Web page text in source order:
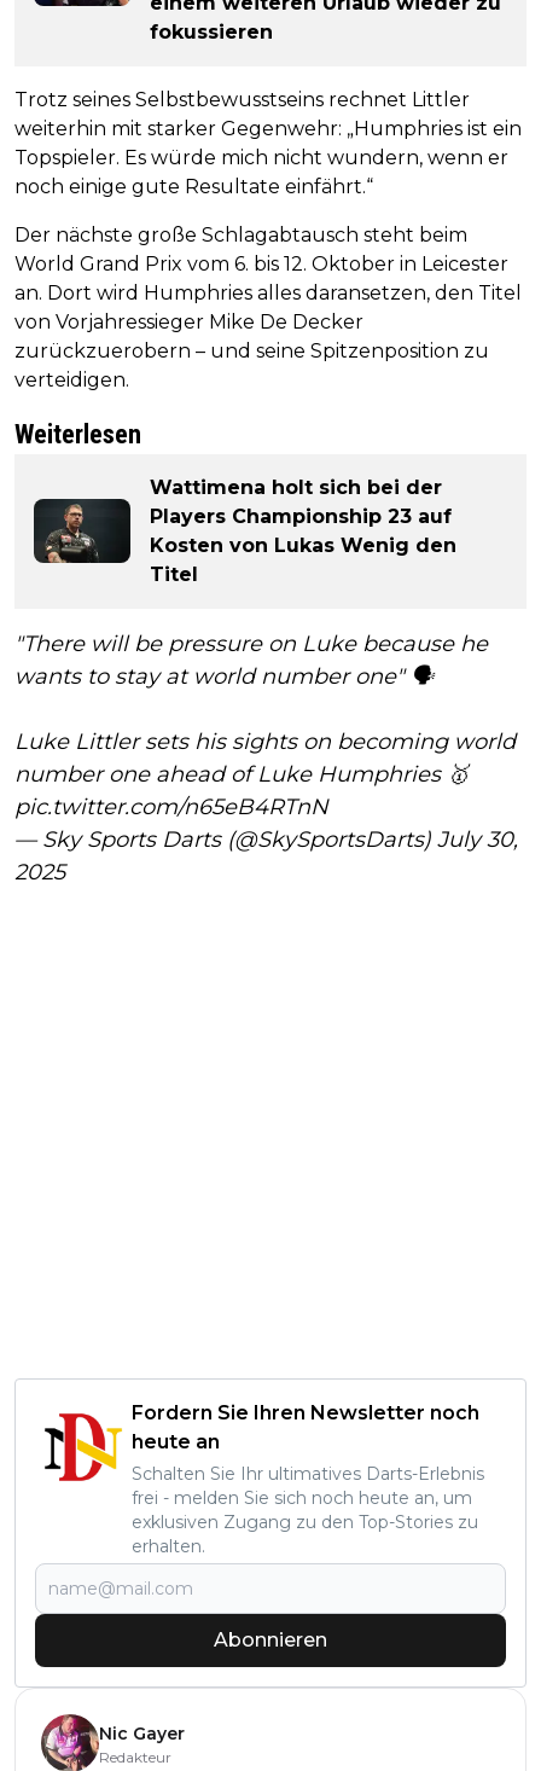
fokussieren
Trotz seines Selbstbewusstseins rechnet Littler
weiterhin mit starker Gegenwehr: „Humphries ist ein
Topspieler. Es würde mich nicht wundern, wenn er
noch einige gute Resultate einfährt.“
Der nächste große Schlagabtausch steht beim
World Grand Prix vom 6. bis 12. Oktober in Leicester
an. Dort wird Humphries alles daransetzen, den Titel
von Vorjahressieger Mike De Decker
zurückzuerobern – und seine Spitzenposition zu
verteidigen.
Weiterlesen
Wattimena holt sich bei der
Players Championship 23 auf
Kosten von Lukas Wenig den
Titel
"There will be pressure on Luke because he
wants to stay at world number one" 🗣️
Luke Littler sets his sights on becoming world
number one ahead of Luke Humphries 🥇
pic.twitter.com/n65eB4RTnN
— Sky Sports Darts (@SkySportsDarts) July 30,
2025
Fordern Sie Ihren Newsletter noch
heute an
Schalten Sie Ihr ultimatives Darts-Erlebnis
frei - melden Sie sich noch heute an, um
exklusiven Zugang zu den Top-Stories zu
erhalten.
Abonnieren
Nic Gayer
Redakteur